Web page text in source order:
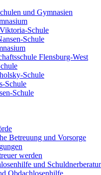
und Gymnasien
Schule
Schule
Flensburg-West
Schule
Schule
Schule
Betreuung und Vorsorge
werden
und
Obdachlosenhilfe